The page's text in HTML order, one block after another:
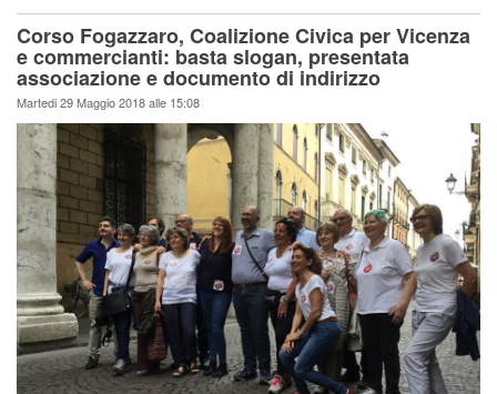
Corso Fogazzaro, Coalizione Civica per Vicenza
e commercianti: basta slogan, presentata
associazione e documento di indirizzo
Martedi 29 Maggio 2018 alle 15:08